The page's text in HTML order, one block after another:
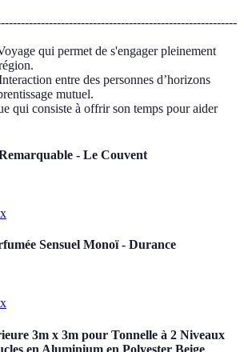
qui permet de s'engager pleinement
entre des personnes d’horizons
mutuel.
qui consiste à offrir son temps pour aider
- Le Couvent
Sensuel Monoï - Durance
3m x 3m pour Tonnelle à 2 Niveaux
en Aluminium en Polyester Beige